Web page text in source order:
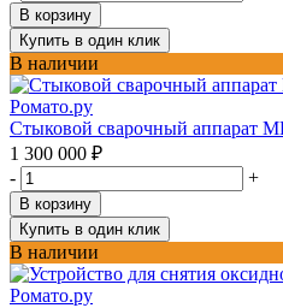
В корзину
Купить в один клик
В наличии
Стыковой сварочный аппарат
1 300 000 ₽
-
+
В корзину
Купить в один клик
В наличии